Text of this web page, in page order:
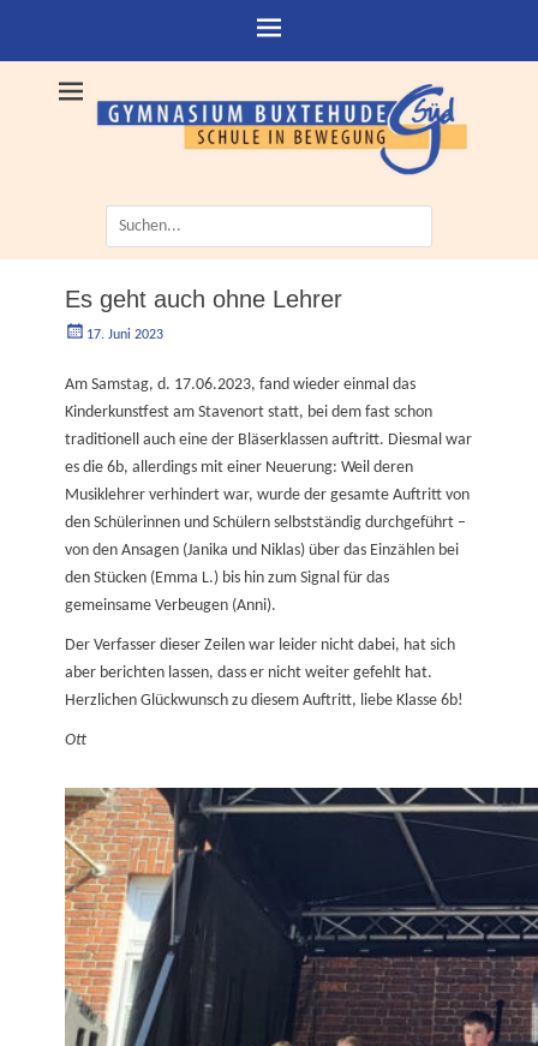
Suche
nach:
Es geht auch ohne Lehrer
Geschrieben
17. Juni 2023
Am Samstag, d. 17.06.2023, fand wieder einmal das
Kinderkunstfest am Stavenort statt, bei dem fast schon
traditionell auch eine der Bläserklassen auftritt. Diesmal war
es die 6b, allerdings mit einer Neuerung: Weil deren
Musiklehrer verhindert war, wurde der gesamte Auftritt von
den Schülerinnen und Schülern selbstständig durchgeführt –
von den Ansagen (Janika und Niklas) über das Einzählen bei
den Stücken (Emma L.) bis hin zum Signal für das
gemeinsame Verbeugen (Anni).
Der Verfasser dieser Zeilen war leider nicht dabei, hat sich
aber berichten lassen, dass er nicht weiter gefehlt hat.
Herzlichen Glückwunsch zu diesem Auftritt, liebe Klasse 6b!
Ott